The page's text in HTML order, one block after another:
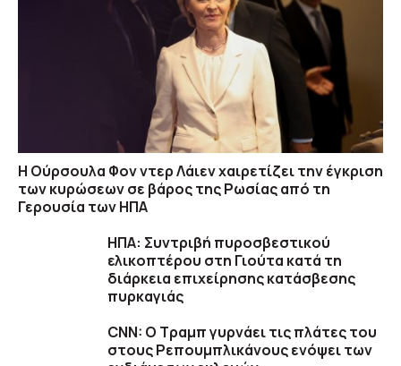
Η Ούρσουλα Φον ντερ Λάιεν χαιρετίζει την έγκριση
των κυρώσεων σε βάρος της Ρωσίας από τη
Γερουσία των ΗΠΑ
ΗΠΑ: Συντριβή πυροσβεστικού
ελικοπτέρου στη Γιούτα κατά τη
διάρκεια επιχείρησης κατάσβεσης
πυρκαγιάς
CNN: Ο Τραμπ γυρνάει τις πλάτες του
στους Ρεπουμπλικάνους ενόψει των